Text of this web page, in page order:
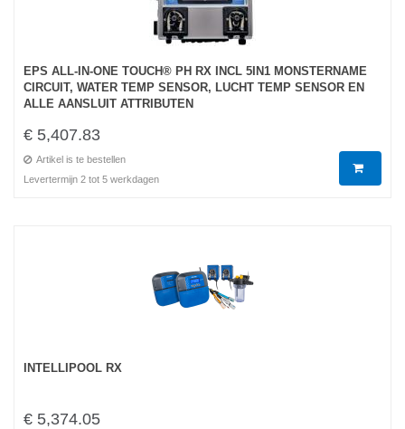
EPS ALL-IN-ONE TOUCH® PH RX INCL 5IN1 MONSTERNAME
CIRCUIT, WATER TEMP SENSOR, LUCHT TEMP SENSOR EN
ALLE AANSLUIT ATTRIBUTEN
€ 5,407.83
Artikel is te bestellen
Levertermijn 2 tot 5 werkdagen
INTELLIPOOL RX
€ 5,374.05